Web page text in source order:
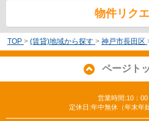
物件リク
TOP > (賃貸)地域から探す > 神戸市長田区
ページト
営業時間:10：
定休日:年中無休（年末年